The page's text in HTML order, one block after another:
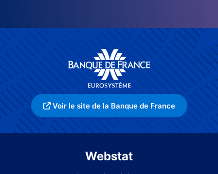
Voir le site de la Banque de France
Webstat